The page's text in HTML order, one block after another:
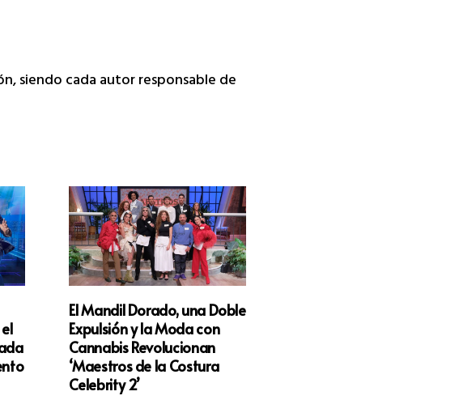
siendo cada autor responsable de
El Mandil Dorado, una Doble
Expulsión y la Moda con
Cannabis Revolucionan
‘Maestros de la Costura
Celebrity 2’